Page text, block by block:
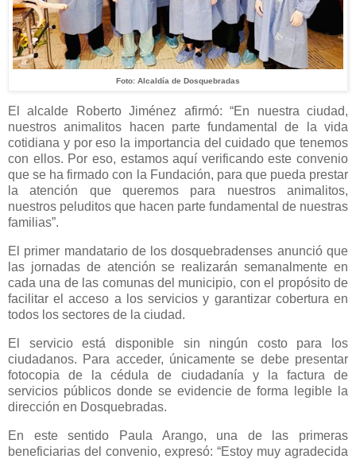
Foto: Alcaldía de Dosquebradas
El alcalde Roberto Jiménez afirmó: “En nuestra ciudad,
nuestros animalitos hacen parte fundamental de la vida
cotidiana y por eso la importancia del cuidado que tenemos
con ellos. Por eso, estamos aquí verificando este convenio
que se ha firmado con la Fundación, para que pueda prestar
la atención que queremos para nuestros animalitos,
nuestros peluditos que hacen parte fundamental de nuestras
familias”.
El primer mandatario de los dosquebradenses anunció que
las jornadas de atención se realizarán semanalmente en
cada una de las comunas del municipio, con el propósito de
facilitar el acceso a los servicios y garantizar cobertura en
todos los sectores de la ciudad.
El servicio está disponible sin ningún costo para los
ciudadanos. Para acceder, únicamente se debe presentar
fotocopia de la cédula de ciudadanía y la factura de
servicios públicos donde se evidencie de forma legible la
dirección en Dosquebradas.
En este sentido Paula Arango, una de las primeras
beneficiarias del convenio, expresó: “Estoy muy agradecida